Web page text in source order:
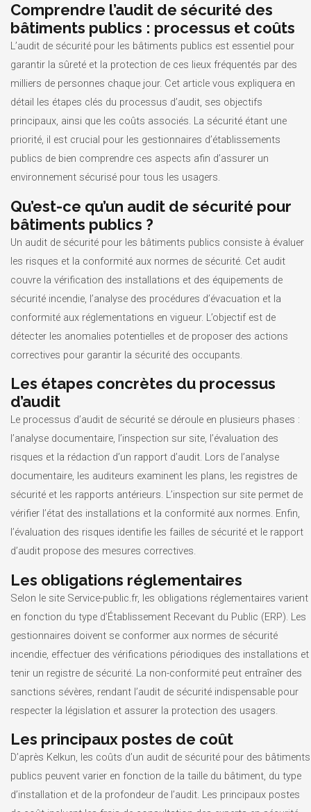
Comprendre l’audit de sécurité des
bâtiments publics : processus et coûts
L’audit de sécurité pour les bâtiments publics est essentiel pour
garantir la sûreté et la protection de ces lieux fréquentés par des
milliers de personnes chaque jour. Cet article vous expliquera en
détail les étapes clés du processus d’audit, ses objectifs
principaux, ainsi que les coûts associés. La sécurité étant une
priorité, il est crucial pour les gestionnaires d’établissements
publics de bien comprendre ces aspects afin d’assurer un
environnement sécurisé pour tous les usagers.
Qu’est-ce qu’un audit de sécurité pour
bâtiments publics ?
Un audit de sécurité pour les bâtiments publics consiste à évaluer
les risques et la conformité aux normes de sécurité. Cet audit
couvre la vérification des installations et des équipements de
sécurité incendie, l’analyse des procédures d’évacuation et la
conformité aux réglementations en vigueur. L’objectif est de
détecter les anomalies potentielles et de proposer des actions
correctives pour garantir la sécurité des occupants.
Les étapes concrètes du processus
d’audit
Le processus d’audit de sécurité se déroule en plusieurs phases :
l’analyse documentaire, l’inspection sur site, l’évaluation des
risques et la rédaction d’un rapport d’audit. Lors de l’analyse
documentaire, les auditeurs examinent les plans, les registres de
sécurité et les rapports antérieurs. L’inspection sur site permet de
vérifier l’état des installations et la conformité aux normes. Enfin,
l’évaluation des risques identifie les failles de sécurité et le rapport
d’audit propose des mesures correctives.
Les obligations réglementaires
Selon le site Service-public.fr, les obligations réglementaires varient
en fonction du type d’Établissement Recevant du Public (ERP). Les
gestionnaires doivent se conformer aux normes de sécurité
incendie, effectuer des vérifications périodiques des installations et
tenir un registre de sécurité. La non-conformité peut entraîner des
sanctions sévères, rendant l’audit de sécurité indispensable pour
respecter la législation et assurer la protection des usagers.
Les principaux postes de coût
D’après Kelkun, les coûts d’un audit de sécurité pour des bâtiments
publics peuvent varier en fonction de la taille du bâtiment, du type
d’installation et de la profondeur de l’audit. Les principaux postes